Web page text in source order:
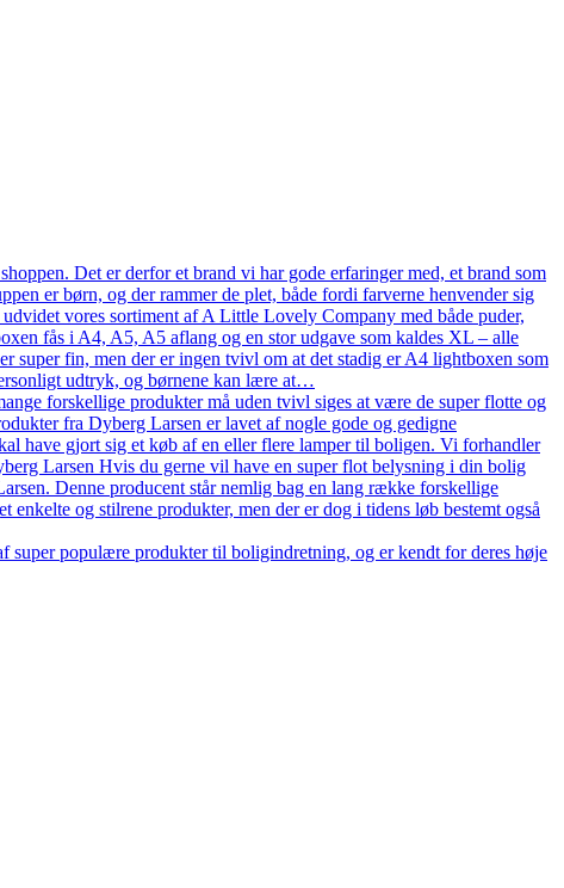
Det er derfor et brand vi har gode erfaringer med, et brand som
er børn, og der rammer de plet, både fordi farverne henvender sig
vores sortiment af A Little Lovely Company med både puder,
fås i A4, A5, A5 aflang og en stor udgave som kaldes XL – alle
super fin, men der er ingen tvivl om at det stadig er A4 lightboxen som
udtryk, og børnene kan lære at…
forskellige produkter må uden tvivl siges at være de super flotte og
fra Dyberg Larsen er lavet af nogle gode og gedigne
have gjort sig et køb af en eller flere lamper til boligen. Vi forhandler
Larsen Hvis du gerne vil have en super flot belysning i din bolig
Denne producent står nemlig bag en lang række forskellige
og stilrene produkter, men der er dog i tidens løb bestemt også
super populære produkter til boligindretning, og er kendt for deres høje